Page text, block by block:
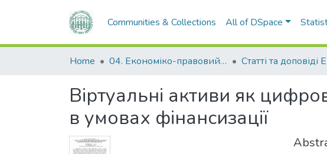
Communities & Collections All of DSpace
Home 04. Економіко-правовий факультет Статті та доповіді
Віртуальні активи як
в умовах фінансизації